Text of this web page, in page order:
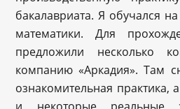
бакалавриата. Я обучался
математики. Для
предложили несколько
компанию «Аркадия». Там
ознакомительная практика,